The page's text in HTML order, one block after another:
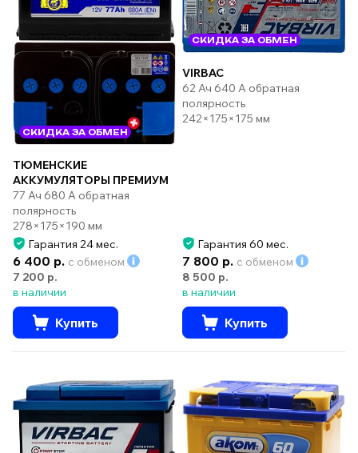
СКИДКА ЗА ОБМЕН
ТЮМЕНСКИЕ
АККУМУЛЯТОРЫ ПРЕМИУМ
77 Ач 680 А обратная
полярность
278×175×190 мм
Гарантия 24 мес.
6 400 р. с обменом
7 200 р.
в наличии
Купить
СКИДКА ЗА ОБМЕН
VIRBAC
62 Ач 640 А обратная
полярность
242×175×175 мм
Гарантия 60 мес.
7 800 р. с обменом
8 500 р.
в наличии
Купить